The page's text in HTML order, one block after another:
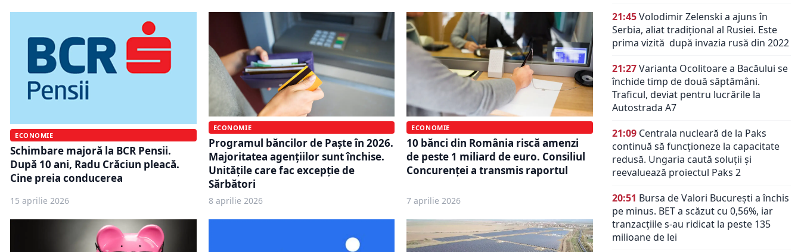
ECONOMIE
Schimbare majoră la BCR Pensii.
După 10 ani, Radu Crăciun pleacă.
Cine preia conducerea
15 aprilie 2026
ECONOMIE
Programul băncilor de Paște în 2026.
Majoritatea agențiilor sunt închise.
Unitățile care fac excepție de
Sărbători
8 aprilie 2026
ECONOMIE
10 bănci din România riscă amenzi
de peste 1 miliard de euro. Consiliul
Concurenței a transmis raportul
7 aprilie 2026
21:45Volodimir Zelenski a ajuns în
Serbia, aliat tradiţional al Rusiei. Este
prima vizită după invazia rusă din 2022
21:27Varianta Ocolitoare a Bacăului se
închide timp de două săptămâni.
Traficul, deviat pentru lucrările la
Autostrada A7
21:09 Centrala nucleară de la Paks
continuă să funcționeze la capacitate
redusă. Ungaria caută soluții și
reevaluează proiectul Paks 2
20:51 Bursa de Valori București a închis
pe minus. BET a scăzut cu 0,56%, iar
tranzacțiile s-au ridicat la peste 135
milioane de lei